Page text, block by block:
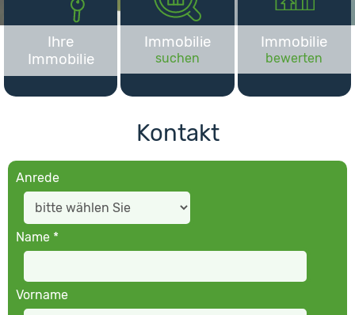
Ihre
Immobilie
Immobilie
suchen
Immobilie
bewerten
Kontakt
Anrede
Name *
Vorname